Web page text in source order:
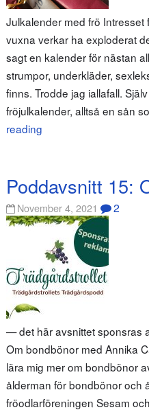
Julkalender med frö
vuxna verkar ha exploderat
sagt en kalender för nästan
strumpor, underkläder,
finns. Trodde jag iallafall.
fröjulkalender, alltså en sån
reading
Poddavsnitt 15:
November 4, 2021 2
— det här avsnittet sponsras
Om bondbönor med Annika
lära mig mer om bondbönor
ålderman för bondbönor och
fröodlarföreningen Sesam